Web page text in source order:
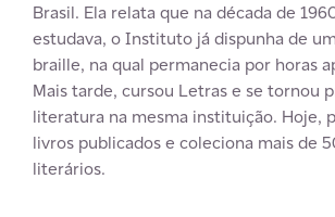
Brasil. Ela relata que na década de
estudava, o Instituto já dispunha de
braille, na qual permanecia por horas
Mais tarde, cursou Letras e se tornou
literatura na mesma instituição. Hoje,
livros publicados e coleciona mais de
literários.